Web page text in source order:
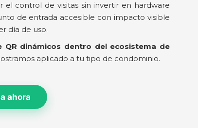
el control de visitas sin invertir en hardware
de entrada accesible con impacto visible
día de uso.
dinámicos dentro del ecosistema de
aplicado a tu tipo de condominio.
ahora